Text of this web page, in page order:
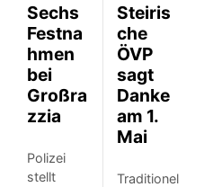
Sechs
Festna
hmen
bei
Großra
zzia
Polizei
stellt
Steiris
che
ÖVP
sagt
Danke
am 1.
Mai
Traditionel